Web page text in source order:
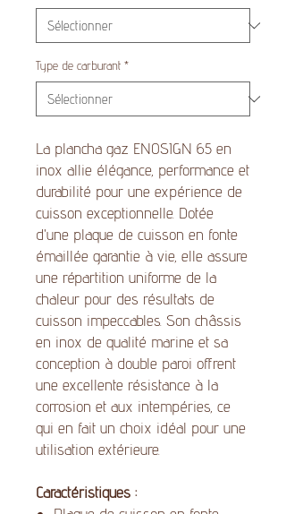
Type de carburant *
La plancha gaz ENOSIGN 65 en
inox allie élégance, performance et
durabilité pour une expérience de
cuisson exceptionnelle. Dotée
d'une plaque de cuisson en fonte
émaillée garantie à vie, elle assure
une répartition uniforme de la
chaleur pour des résultats de
cuisson impeccables. Son châssis
en inox de qualité marine et sa
conception à double paroi offrent
une excellente résistance à la
corrosion et aux intempéries, ce
qui en fait un choix idéal pour une
utilisation extérieure.
Caractéristiques :